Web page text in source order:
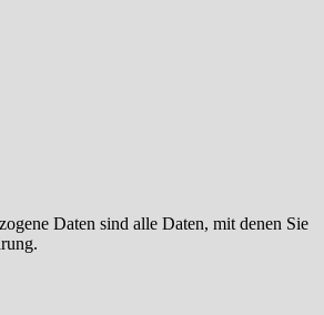
Daten sind alle Daten, mit denen Sie